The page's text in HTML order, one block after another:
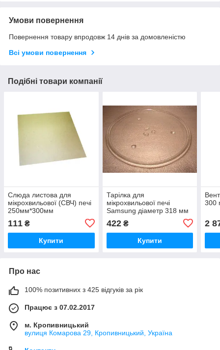
Умови повернення
Повернення товару впродовж 14 днів за домовленістю
Всі умови повернення
Подібні товари компанії
Слюда листова для
мікрохвильової (СВЧ) печі
250мм*300мм
111 ₴
Купити
Тарілка для
мікрохвильової печі
Samsung діаметр 318 мм
422₴
Купити
300
2
Про нас
100% позитивних з 425 відгуків за рік
Працює з 07.02.2017
м. Кропивницький
вулиця Комарова 29, Кропивницький, Україна